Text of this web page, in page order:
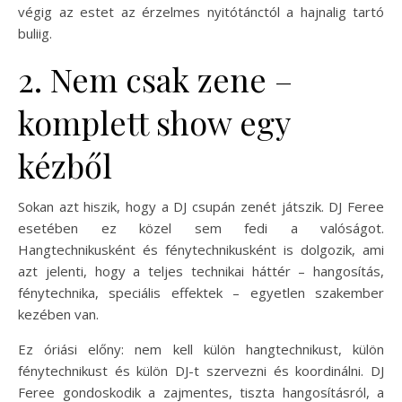
végig az estet az érzelmes nyitótánctól a hajnalig tartó
buliig.
2. Nem csak zene –
komplett show egy
kézből
Sokan azt hiszik, hogy a DJ csupán zenét játszik. DJ Feree
esetében ez közel sem fedi a valóságot.
Hangtechnikusként és fénytechnikusként is dolgozik, ami
azt jelenti, hogy a teljes technikai háttér – hangosítás,
fénytechnika, speciális effektek – egyetlen szakember
kezében van.
Ez óriási előny: nem kell külön hangtechnikust, külön
fénytechnikust és külön DJ-t szervezni és koordinálni. DJ
Feree gondoskodik a zajmentes, tiszta hangosításról, a